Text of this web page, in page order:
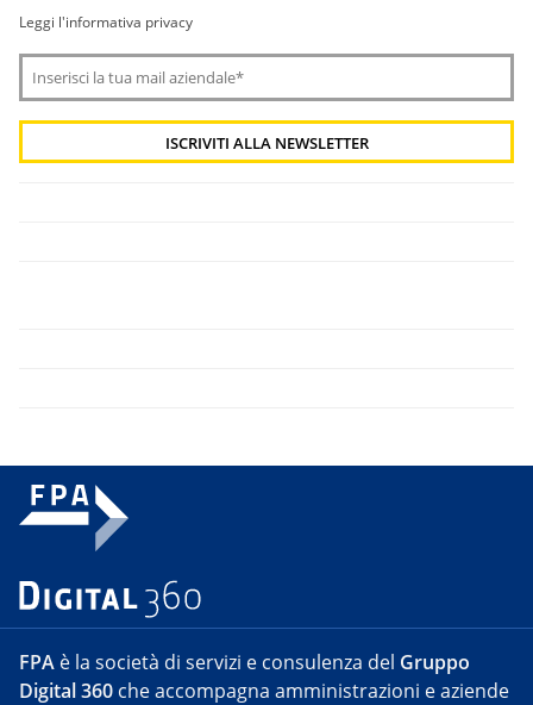
Leggi l'informativa privacy
FPA è la società di servizi e consulenza del Gruppo
Digital 360 che accompagna amministrazioni e aziende